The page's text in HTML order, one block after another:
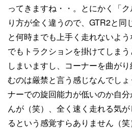
ってきますね・・。とにかく「
り方が全く違うので、GTR2と同
と何時までも上手く走れないよ
でもトラクションを掛けてしま
しまいますし、コーナーを曲が
むのは厳禁と言う感じなんでし
ナーでの旋回能力が低いのか自
んが（笑）、全く速く走れる気
るという感覚すらありません（